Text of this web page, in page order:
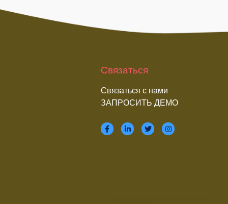
Связаться
Связаться с нами
ЗАПРОСИТЬ ДЕМО